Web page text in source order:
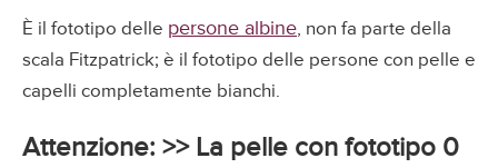
È il fototipo delle persone albine, non fa parte della
scala Fitzpatrick; è il fototipo delle persone con pelle e
capelli completamente bianchi.
Attenzione: >> La pelle con fototipo 0